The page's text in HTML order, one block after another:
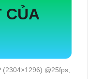
CỦA
@25fps,